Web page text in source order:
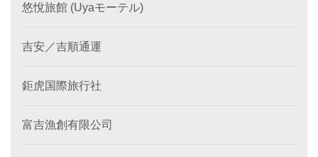
悠悅旅館 (Uyaモーテル)
吉安／吉順通運
鉅虎国際旅行社
富吉漁創有限公司